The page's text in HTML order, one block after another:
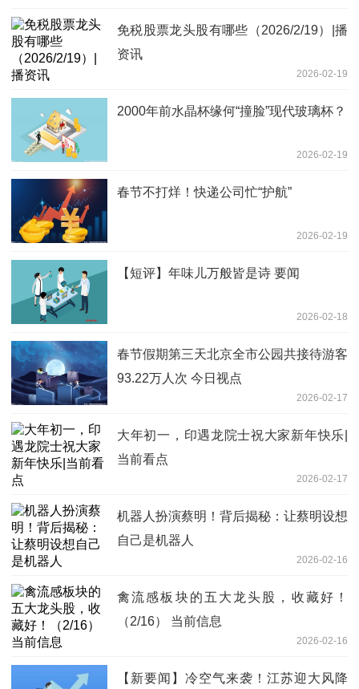
免税股票龙头股有哪些（2026/2/19）|播
资讯
2026-02-19
2000年前水晶杯缘何“撞脸”现代玻璃杯？
2026-02-19
春节不打烊！快递公司忙“护航”
2026-02-19
【短评】年味儿万般皆是诗 要闻
2026-02-18
春节假期第三天北京全市公园共接待游客
93.22万人次 今日视点
2026-02-17
大年初一，印遇龙院士祝大家新年快乐|
当前看点
2026-02-17
机器人扮演蔡明！背后揭秘：让蔡明设想
自己是机器人
2026-02-16
禽流感板块的五大龙头股，收藏好！
（2/16） 当前信息
2026-02-16
【新要闻】冷空气来袭！江苏迎大风降